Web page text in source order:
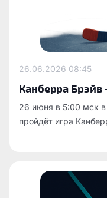
26.06.2026 08:45
Канберра
26 июня в 5:00 мск в
пройдёт игра